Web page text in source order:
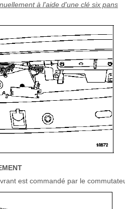
à l'aide d'une clé six pans
est commandé par le